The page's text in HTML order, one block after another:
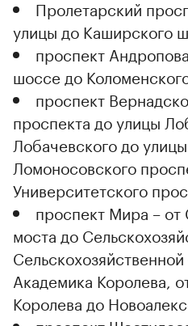
Пролетарский
улицы до Каширского
проспект
шоссе до
проспект
проспекта до улицы
Лобачевского до
Ломоносовского
Университетского
проспект Мира – от
моста до
Академика Королева,
Королева до